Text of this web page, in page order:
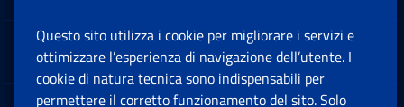
Sedi e Contatti
Questo sito utilizza i cookie per migliorare i servizi e
ottimizzare l’esperienza di navigazione dell’utente. I
cookie di natura tecnica sono indispensabili per
permettere il corretto funzionamento del sito. Solo